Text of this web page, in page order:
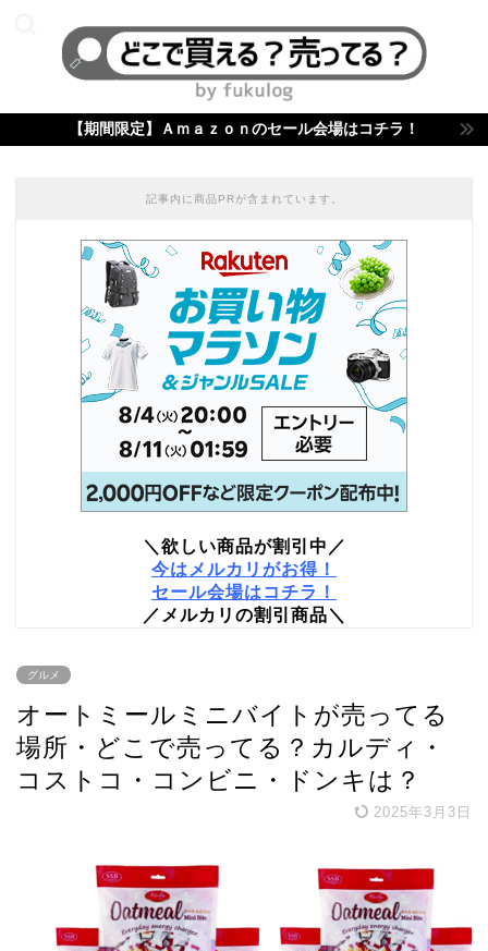
【期間限定】Ａｍａｚｏｎのセール会場はコチラ！
記事内に商品PRが含まれています。
＼欲しい商品が割引中／
今はメルカリがお得！
セール会場はコチラ！
／メルカリの割引商品＼
グルメ
オートミールミニバイトが売ってる
場所・どこで売ってる？カルディ・
コストコ・コンビニ・ドンキは？
2025年3月3日